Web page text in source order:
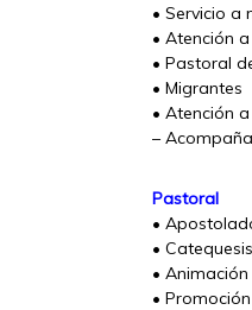
• Servicio a
• Atención
• Pastoral
• Migrantes
• Atención
–
Pastoral
•
• Catequesis
•
•